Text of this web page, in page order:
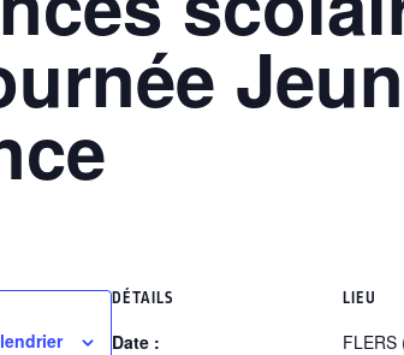
DÉTAILS
Date :
LIEU
FLERS